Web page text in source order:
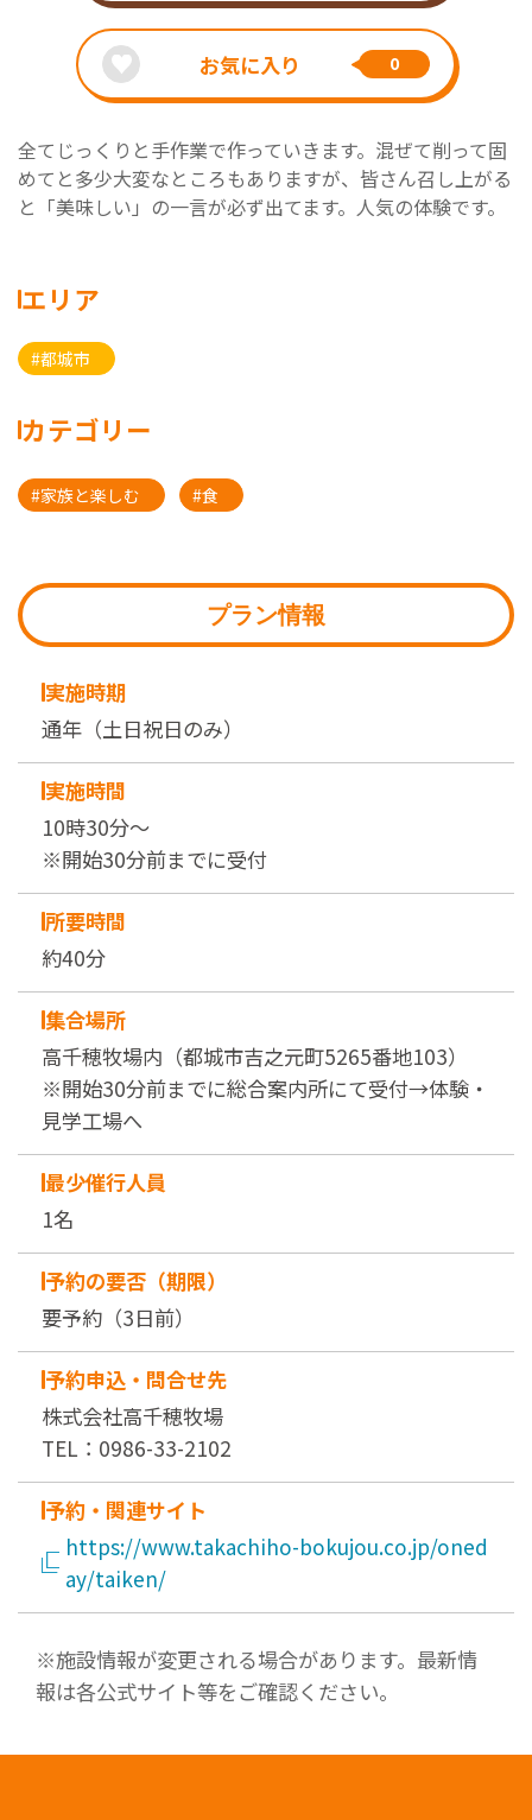
お気に入り 0
全てじっくりと手作業で作っていきます。混ぜて削って固
めてと多少大変なところもありますが、皆さん召し上がる
と「美味しい」の一言が必ず出てます。人気の体験です。
エリア
#都城市
カテゴリー
#家族と楽しむ #食
プラン情報
実施時期
通年（土日祝日のみ）
実施時間
10時30分～
※開始30分前までに受付
所要時間
約40分
集合場所
高千穂牧場内（都城市吉之元町5265番地103）
※開始30分前までに総合案内所にて受付→体験・
見学工場へ
最少催行人員
1名
予約の要否（期限）
要予約（3日前）
予約申込・問合せ先
​株式会社高千穂牧場
TEL：​0986-33-2102
予約・関連サイト
https://www.takachiho-bokujou.co.jp/oned
ay/taiken/
※施設情報が変更される場合があります。最新情
報は各公式サイト等をご確認ください。